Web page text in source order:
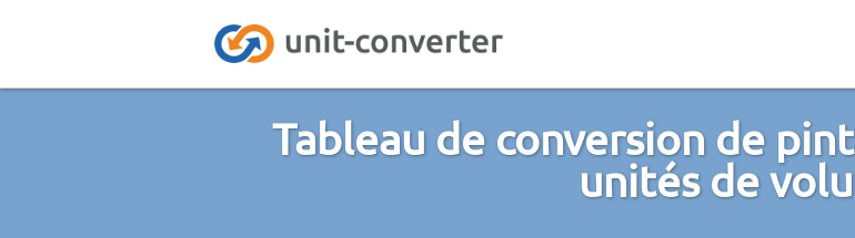
Tableau de conversion de
unités de